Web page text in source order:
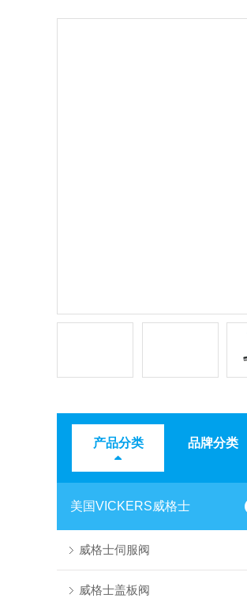
产品分类 品牌分类
美国VICKERS威格士
威格士伺服阀
威格士盖板阀